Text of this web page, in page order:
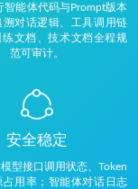
智能体代码与Prompt版本
溯对话逻辑、工具调用链
练文档、技术文档全程规
范可审计。
安全稳定
型接口调用状态、Token
占用率；智能体对话日志